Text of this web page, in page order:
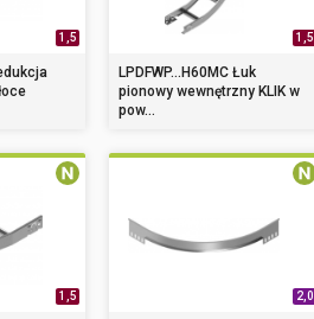
1,5 1,5
LPDFWP...H60MC Łuk
pionowy wewnętrzny KLIK w
pow...
1,5 2,0